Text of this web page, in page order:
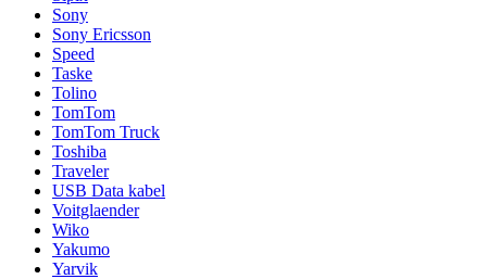
Sony
Sony Ericsson
Speed
Taske
Tolino
TomTom
TomTom Truck
Toshiba
Traveler
USB Data kabel
Voitglaender
Wiko
Yakumo
Yarvik